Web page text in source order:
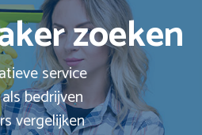
zoeken
service
bedrijven
vergelijken